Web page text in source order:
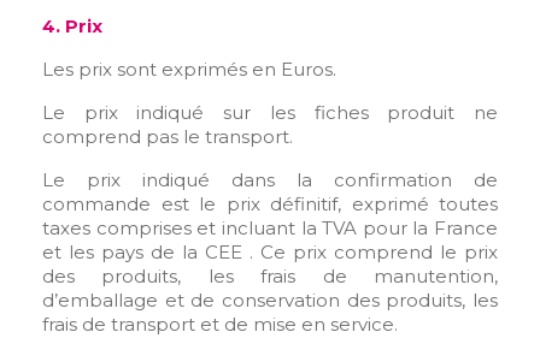
4. Prix
Les prix sont exprimés en Euros.
Le prix indiqué sur les fiches produit ne
comprend pas le transport.
Le prix indiqué dans la confirmation de
commande est le prix définitif, exprimé toutes
taxes comprises et incluant la TVA pour la France
et les pays de la CEE . Ce prix comprend le prix
des produits, les frais de manutention,
d’emballage et de conservation des produits, les
frais de transport et de mise en service.